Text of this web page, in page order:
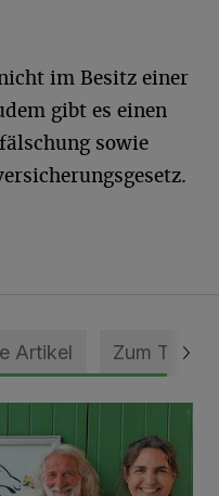
im Besitz einer
gibt es einen
sowie
Artikel Zum Thema
gewürdigt